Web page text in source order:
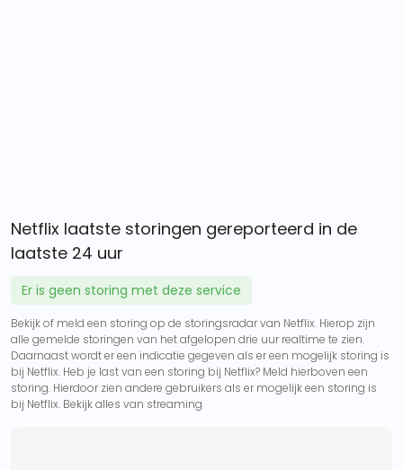
Netflix laatste storingen gereporteerd in de
laatste 24 uur
Er is geen storing met deze service
Bekijk of meld een storing op de storingsradar van Netflix. Hierop zijn
alle gemelde storingen van het afgelopen drie uur realtime te zien.
Daarnaast wordt er een indicatie gegeven als er een mogelijk storing is
bij Netflix. Heb je last van een storing bij Netflix? Meld hierboven een
storing. Hierdoor zien andere gebruikers als er mogelijk een storing is
bij Netflix. Bekijk alles van streaming